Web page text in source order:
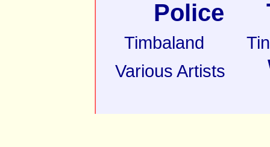
Police
Timbaland
Various Artists